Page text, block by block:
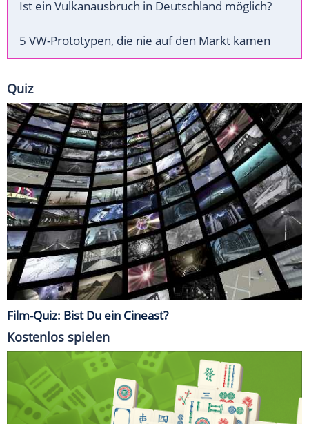
Ist ein Vulkanausbruch in Deutschland möglich?
5 VW-Prototypen, die nie auf den Markt kamen
Quiz
Film-Quiz: Bist Du ein Cineast?
Kostenlos spielen